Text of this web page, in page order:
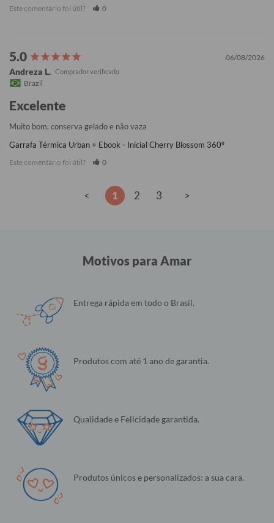
Este comentário foi útil? 0
06/08/2026
Andreza L.
Brazil
Excelente
Muito bom, conserva gelado e não vaza
Garrafa Térmica Urban + Ebook - Inicial Cherry Blossom 360º
Este comentário foi útil? 0
< 1 2 3 >
Motivos para Amar
Entrega rápida em todo o Brasil.
Produtos com até 1 ano de garantia.
Qualidade e Felicidade garantida.
Produtos únicos e personalizados: a sua cara.